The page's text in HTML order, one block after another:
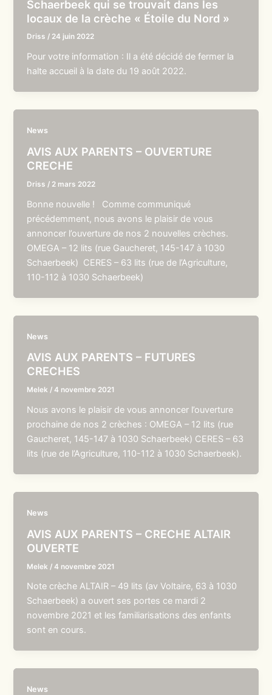
Schaerbeek qui se trouvait dans les
locaux de la crèche « Étoile du Nord »
Driss / 24 juin 2022
Pour votre information : Il a été décidé de fermer la
halte accueil à la date du 19 août 2022.
News
AVIS AUX PARENTS – OUVERTURE
CRECHE
Driss / 2 mars 2022
Bonne nouvelle ! Comme communiqué
précédemment, nous avons le plaisir de vous
annoncer l’ouverture de nos 2 nouvelles crèches.
OMEGA – 12 lits (rue Gaucheret, 145-147 à 1030
Schaerbeek) CERES – 63 lits (rue de l’Agriculture,
110-112 à 1030 Schaerbeek)
News
AVIS AUX PARENTS – FUTURES
CRECHES
Melek /4 novembre 2021
Nous avons le plaisir de vous annoncer l’ouverture
prochaine de nos 2 crèches : OMEGA – 12 lits (rue
Gaucheret, 145-147 à 1030 Schaerbeek) CERES – 63
lits (rue de l’Agriculture, 110-112 à 1030 Schaerbeek).
News
AVIS AUX PARENTS – CRECHE ALTAIR
OUVERTE
Melek /4 novembre 2021
Note crèche ALTAIR – 49 lits (av Voltaire, 63 à 1030
Schaerbeek) a ouvert ses portes ce mardi 2
novembre 2021 et les familiarisations des enfants
sont en cours.
News